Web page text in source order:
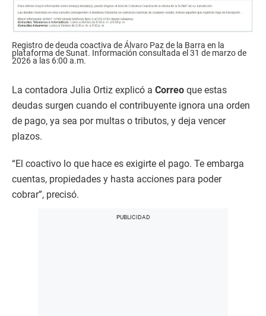
Registro de deuda coactiva de Álvaro Paz de la Barra en la
plataforma de Sunat. Información consultada el 31 de marzo de
2026 a las 6:00 a.m.
La contadora Julia Ortiz explicó a Correo que estas
deudas surgen cuando el contribuyente ignora una orden
de pago, ya sea por multas o tributos, y deja vencer
plazos.
“El coactivo lo que hace es exigirte el pago. Te embarga
cuentas, propiedades y hasta acciones para poder
cobrar”, precisó.